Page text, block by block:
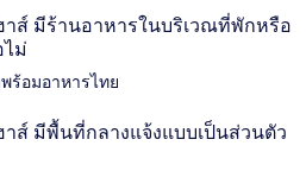
าส์ มีร้านอาหารในบริเวณที่พักหรือ
ไม่
ร้อมอาหารไทย
าส์ มีพื้นที่กลางแจ้งแบบเป็นส่วนตัว